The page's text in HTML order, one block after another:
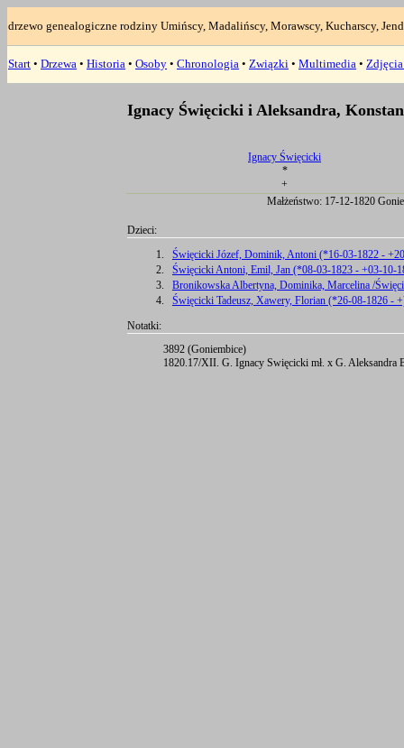
drzewo genealogiczne rodziny Umińscy, Madalińscy, Morawscy, Kucharscy,
Start • Drzewa • Historia • Osoby • Chronologia • Związki • Multimedia •
Ignacy Święcicki i Aleksandra,
Ignacy Święcicki
*
+
Małżeństwo: 17-12-1820
Dzieci:
1.
Święcicki Józef, Dominik, Antoni (*16-03-1822 -
2.
Święcicki Antoni, Emil, Jan (*08-03-1823 - +03-10-
3.
Bronikowska Albertyna, Dominika, Marcelina /
4.
Święcicki Tadeusz, Xawery, Florian (*26-08-1826 -
Notatki:
3892 (Goniembice)
1820.17/XII. G. Ignacy Swięcicki mł. x G. Aleksandra